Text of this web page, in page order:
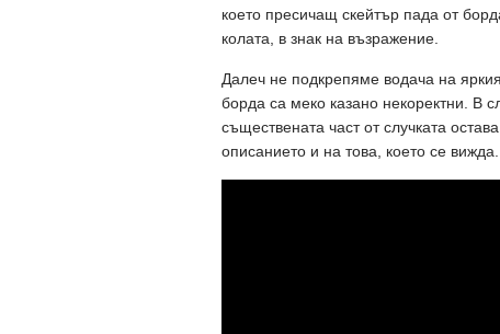
което пресичащ скейтър пада от
колата, в знак на възражение.
Далеч не подкрепяме водача на
борда са меко казано некоректни. В
съществената част от случката
описанието и на това, което се вижда.